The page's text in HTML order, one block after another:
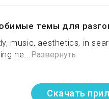
темы для
music, aesthetics, in
ne...Развернуть
Скачать